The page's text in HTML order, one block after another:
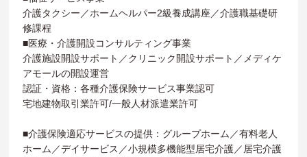
介護タクシー／ホームヘルパー2級養成講座／介護職基礎研
修課程
■医療・介護開設コンサルティング事業
介護施設開設サポート／クリニック開設サポート／メディケ
アモールの開設運営
認証・資格：各種介護保険サービス事業認可
宅地建物取引業許可/一般人材派遣業許可
■介護保険適応サービスの提供：グループホーム／有料老人
ホーム／デイサービス／小規模多機能型居宅介護／居宅介護